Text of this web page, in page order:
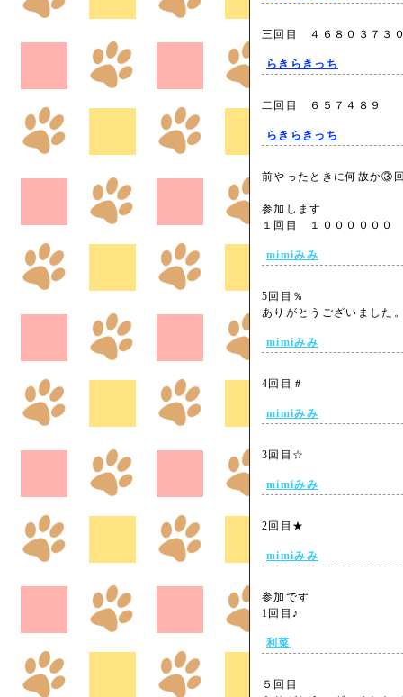
三回目 ４６８０３７
らきらきっち
二回目 ６５７４８９
らきらきっち
前やったときに何故か③
参加します
１回目 １０００００
mimiみみ
5回目％
ありがとうございまし
mimiみみ
4回目＃
mimiみみ
3回目☆
mimiみみ
2回目★
mimiみみ
参加です
1回目♪
利菜
５回目